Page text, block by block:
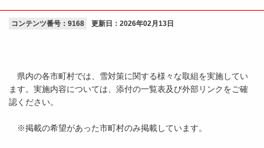
コンテンツ番号：9168 更新日： 2026年02月13日
県内の各市町村では、雪対策に関する様々な取組を実施してい
ます。実施内容については、添付の一覧表及び外部リンクをご確
認ください。
※掲載の希望があった市町村のみ掲載しています。